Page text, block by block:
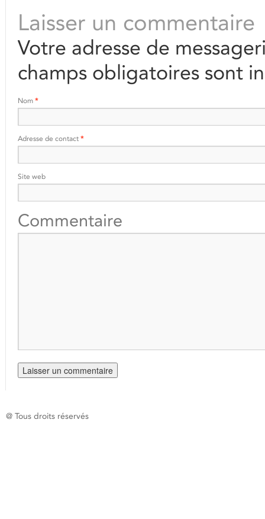
Laisser un commentaire
Votre adresse de
champs obligatoires sont
Nom *
Adresse de contact *
Site web
Commentaire
@ Tous droits réservés